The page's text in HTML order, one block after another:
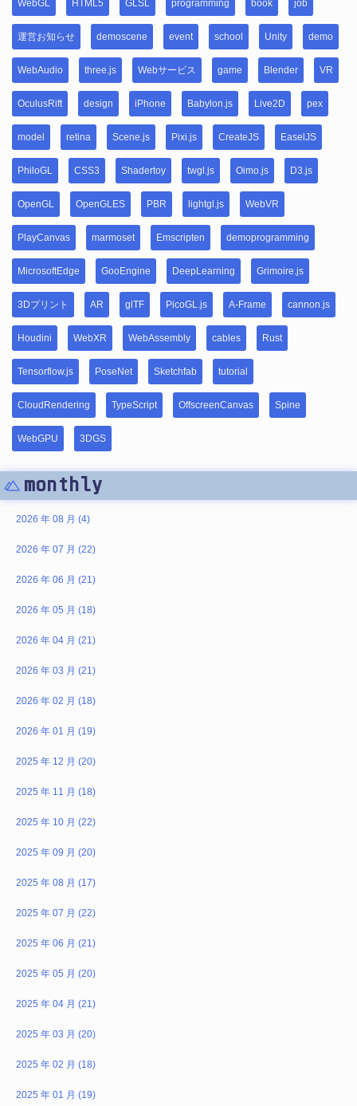
WebGL HTML5 GLSL programming book job
運営お知らせ demoscene event school Unity demo
WebAudio three.js Webサービス game Blender VR
OculusRift design iPhone Babylon.js Live2D pex
model retina Scene.js Pixi.js CreateJS EaselJS
PhiloGL CSS3 Shadertoy twgl.js Oimo.js D3.js
OpenGL OpenGLES PBR lightgl.js WebVR
PlayCanvas marmoset Emscripten demoprogramming
MicrosoftEdge GooEngine DeepLearning Grimoire.js
3Dプリント AR glTF PicoGL.js A-Frame cannon.js
Houdini WebXR WebAssembly cables Rust
Tensorflow.js PoseNet Sketchfab tutorial
CloudRendering TypeScript OffscreenCanvas Spine
WebGPU 3DGS
monthly
2026 年 08 月 (4)
2026 年 07 月 (22)
2026 年 06 月 (21)
2026 年 05 月 (18)
2026 年 04 月 (21)
2026 年 03 月 (21)
2026 年 02 月 (18)
2026 年 01 月 (19)
2025 年 12 月 (20)
2025 年 11 月 (18)
2025 年 10 月 (22)
2025 年 09 月 (20)
2025 年 08 月 (17)
2025 年 07 月 (22)
2025 年 06 月 (21)
2025 年 05 月 (20)
2025 年 04 月 (21)
2025 年 03 月 (20)
2025 年 02 月 (18)
2025 年 01 月 (19)